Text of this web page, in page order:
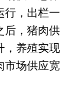
行，出栏一
后，猪肉供
，养殖实现
市场供应宽